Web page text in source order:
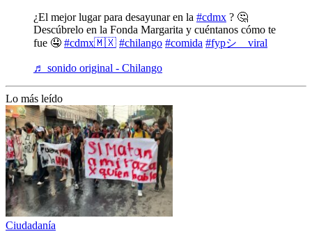
¿El mejor lugar para desayunar en la #cdmx ? 🤔
Descúbrelo en la Fonda Margarita y cuéntanos cómo te
fue 🤤 #cdmx🇲🇽 #chilango #comida #fypシ゚viral
♬ sonido original - Chilango
Lo más leído
Ciudadanía